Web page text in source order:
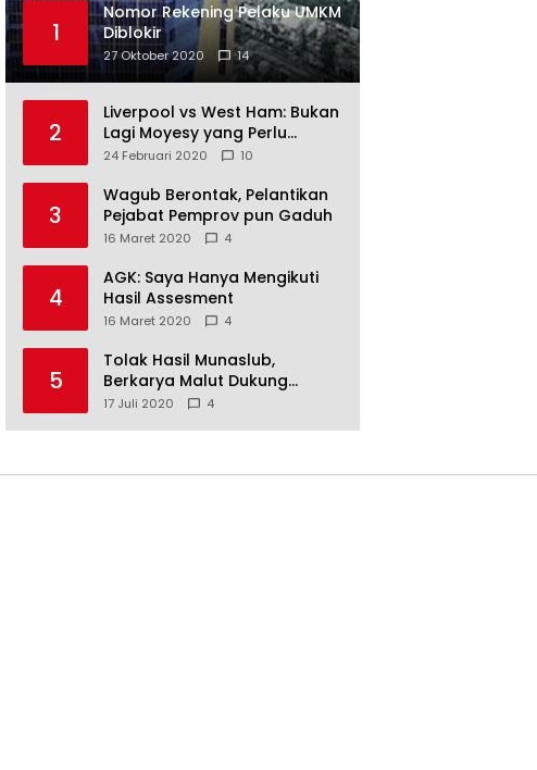
1
Nomor Rekening Pelaku UMKM
Diblokir
27 Oktober 2020 14
2
Liverpool vs West Ham: Bukan
Lagi Moyesy yang Perlu
Ditakuti
24 Februari 2020 10
3
Wagub Berontak, Pelantikan
Pejabat Pemprov pun Gaduh
16 Maret 2020 4
4
AGK: Saya Hanya Mengikuti
Hasil Assesment
16 Maret 2020 4
5
Tolak Hasil Munaslub,
Berkarya Malut Dukung
Tommy Soeharto
17 Juli 2020 4